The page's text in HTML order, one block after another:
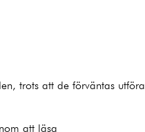
trots att de förväntas utföra
att läsa